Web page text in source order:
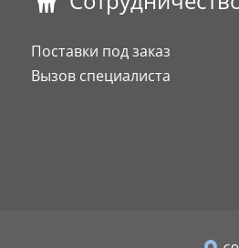
Поставки под заказ
Вызов специалиста